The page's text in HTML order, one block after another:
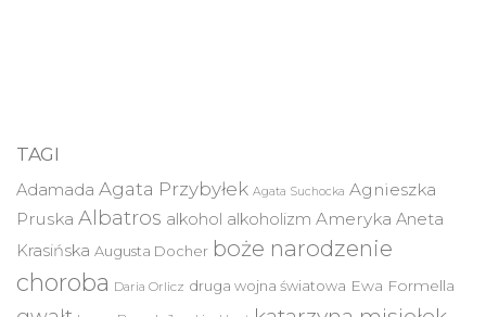
TAGI
Adamada Agata Przybyłek Agata Suchocka Agnieszka
Pruska Albatros alkohol alkoholizm Ameryka Aneta
Krasińska Augusta Docher boże narodzenie
choroba Daria Orlicz druga wojna światowa Ewa Formella